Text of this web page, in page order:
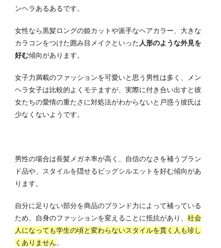
ンヘラあるあるです。
女性なら黒髪ロングの姫カットや派手なヘアカラー、大きな
カラコンをつけた囲み目メイクといった 人形のような外見を
好む傾向があります。
女子力満載のファッションを可愛いと思う男性は多く、メン
ヘラ女子は比較的よくモテますが、実際に付き合い出すと彼
女たちの愛情の重たさに対処法がわからないと戸惑う彼氏は
少なくないようです。
男性の場合は長髪メガネ率が高く、自信のなさを補うブラン
ド品や、スタイルを隠せるビッグシルエットを好む傾向があ
ります。
自分に足りない部分を商品のブランド力によって補っている
ため、自身のファッションを変えることに抵抗があり、 社会
人になっても学生の頃と変わらないスタイルを貫く人も珍し
くありません。